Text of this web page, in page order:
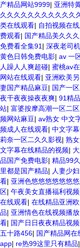
产精品网站9999| 亚洲特
久久久久久久久久久久久
类在线观看| 自拍视频在
费观看| 国产精品美久久久
免费看全集91 | 深夜老司
黄色日韩免费电影| av 一
人躁人人爽超碰| 蜜桃av
网站在线观看| 亚洲欧美
妻国产精品麻豆| 国产一
夜干夜夜操夜夜爽| 91精
站| 富婆按摩高潮一区二
频网站麻豆| av熟女 中文
频成人在线观看| 中文字
莉奈一区二久久影视| 熟
文字幕在线精品的视频|
品国产免费电影| 精品99
里都是国产精品| 人妻少
看| 亚洲色悠悠悠悠悠悠
区| 午夜美女直播福利视频
在线观看| 在线精品亚洲
品| 亚洲情色在线视频播放
看| 国产日日夜夜精品视
五十路456| 国产精品网在
app| re热99这里只有精品|